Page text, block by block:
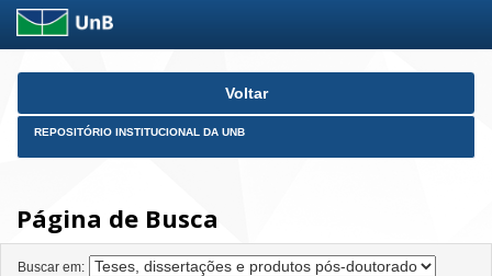
Skip
Voltar
REPOSITÓRIO INSTITUCIONAL DA UNB
Página de Busca
Buscar em: